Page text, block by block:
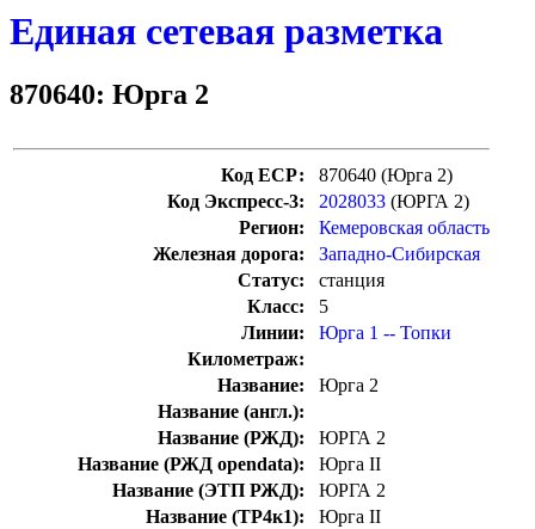
Единая сетевая разметка
870640: Юрга 2
Код ЕСР:
870640 (Юрга 2)
Код Экспресс-3:
2028033 (ЮРГА 2)
Регион:
Кемеровская область
Железная дорога:
Западно-Сибирская
Статус:
станция
Класс:
5
Линии:
Юрга 1 -- Топки
Километраж:
Название:
Юрга 2
Название (англ.):
Название (РЖД):
ЮРГА 2
Название (РЖД opendata):
Юрга II
Название (ЭТП РЖД):
ЮРГА 2
Название (ТР4к1):
Юрга II